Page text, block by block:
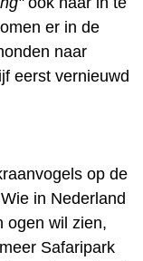
er in de
naar
eerst vernieuwd
op de
in Nederland
ogen wil zien,
Safaripark